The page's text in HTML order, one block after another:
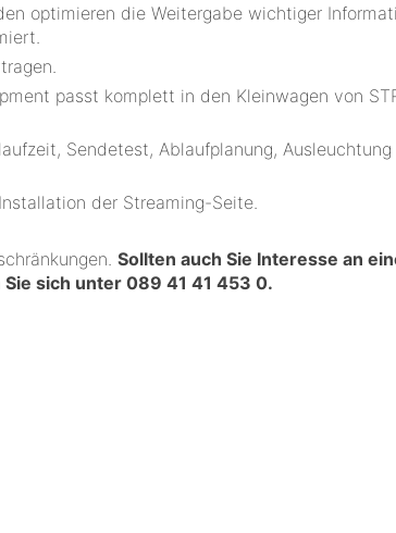
optimieren die Weitergabe wichtiger
passt komplett in den Kleinwagen von
Sendetest, Ablaufplanung,
der Streaming-Seite.
Sollten auch Sie Interesse an
Sie sich unter089 41 41 453 0.